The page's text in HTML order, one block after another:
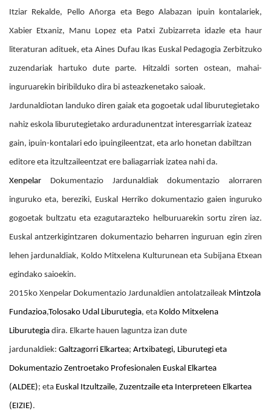
Itziar Rekalde, Pello Añorga eta Bego Alabazan ipuin kontalariek,
Xabier Etxaniz, Manu Lopez eta Patxi Zubizarreta idazle eta haur
literaturan adituek, eta Aines Dufau Ikas Euskal Pedagogia Zerbitzuko
zuzendariak hartuko dute parte. Hitzaldi sorten ostean, mahai-
inguruarekin biribilduko dira bi asteazkenetako saioak.
Jardunaldiotan landuko diren gaiak eta gogoetak udal liburutegietako
nahiz eskola liburutegietako arduradunentzat interesgarriak izateaz
gain, ipuin-kontalari edo ipuingileentzat, eta arlo honetan dabiltzan
editore eta itzultzaileentzat ere baliagarriak izatea nahi da.
Xenpelar Dokumentazio Jardunaldiak dokumentazio alorraren
inguruko eta, bereziki, Euskal Herriko dokumentazio gaien inguruko
gogoetak bultzatu eta ezagutarazteko helburuarekin sortu ziren iaz.
Euskal antzerkigintzaren dokumentazio beharren inguruan egin ziren
lehen jardunaldiak, Koldo Mitxelena Kulturunean eta Subijana Etxean
egindako saioekin.
2015ko Xenpelar Dokumentazio Jardunaldien antolatzaileak Mintzola
Fundazioa,Tolosako Udal Liburutegia, eta Koldo Mitxelena
Liburutegia dira. Elkarte hauen laguntza izan dute
jardunaldiek: Galtzagorri Elkartea; Artxibategi, Liburutegi eta
Dokumentazio Zentroetako Profesionalen Euskal Elkartea
(ALDEE); eta Euskal Itzultzaile, Zuzentzaile eta Interpreteen Elkartea
(EIZIE).